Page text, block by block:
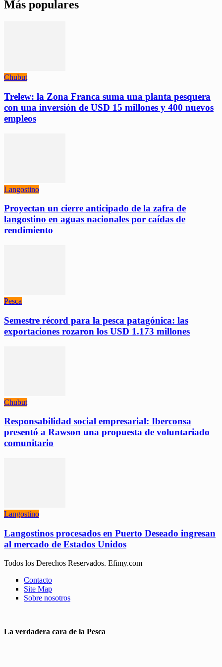
Más populares
Chubut
Trelew: la Zona Franca suma una planta pesquera
con una inversión de USD 15 millones y 400 nuevos
empleos
Langostino
Proyectan un cierre anticipado de la zafra de
langostino en aguas nacionales por caídas de
rendimiento
Pesca
Semestre récord para la pesca patagónica: las
exportaciones rozaron los USD 1.173 millones
Chubut
Responsabilidad social empresarial: Iberconsa
presentó a Rawson una propuesta de voluntariado
comunitario
Langostino
Langostinos procesados en Puerto Deseado ingresan
al mercado de Estados Unidos
Todos los Derechos Reservados. Efimy.com
Contacto
Site Map
Sobre nosotros
La verdadera cara de la Pesca